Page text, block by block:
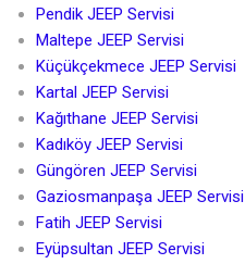
Pendik JEEP Servisi
Maltepe JEEP Servisi
Küçükçekmece JEEP Servisi
Kartal JEEP Servisi
Kağıthane JEEP Servisi
Kadıköy JEEP Servisi
Güngören JEEP Servisi
Gaziosmanpaşa JEEP Servisi
Fatih JEEP Servisi
Eyüpsultan JEEP Servisi